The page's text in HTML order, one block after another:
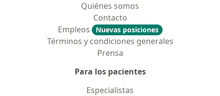
Quiénes somos
Contacto
Empleos
Nuevas posiciones
Términos y condiciones generales
Prensa
Para los pacientes
Especialistas